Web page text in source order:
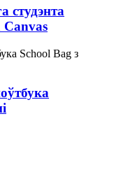
студэнта
Canvas